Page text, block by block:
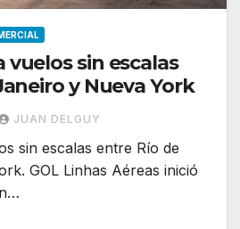
vuelos sin escalas
y Nueva York
JUAN DELGUY
sin escalas entre Río de
GOL Linhas Aéreas inició